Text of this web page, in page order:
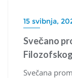
15 svibnja,
Svečano
Svečana